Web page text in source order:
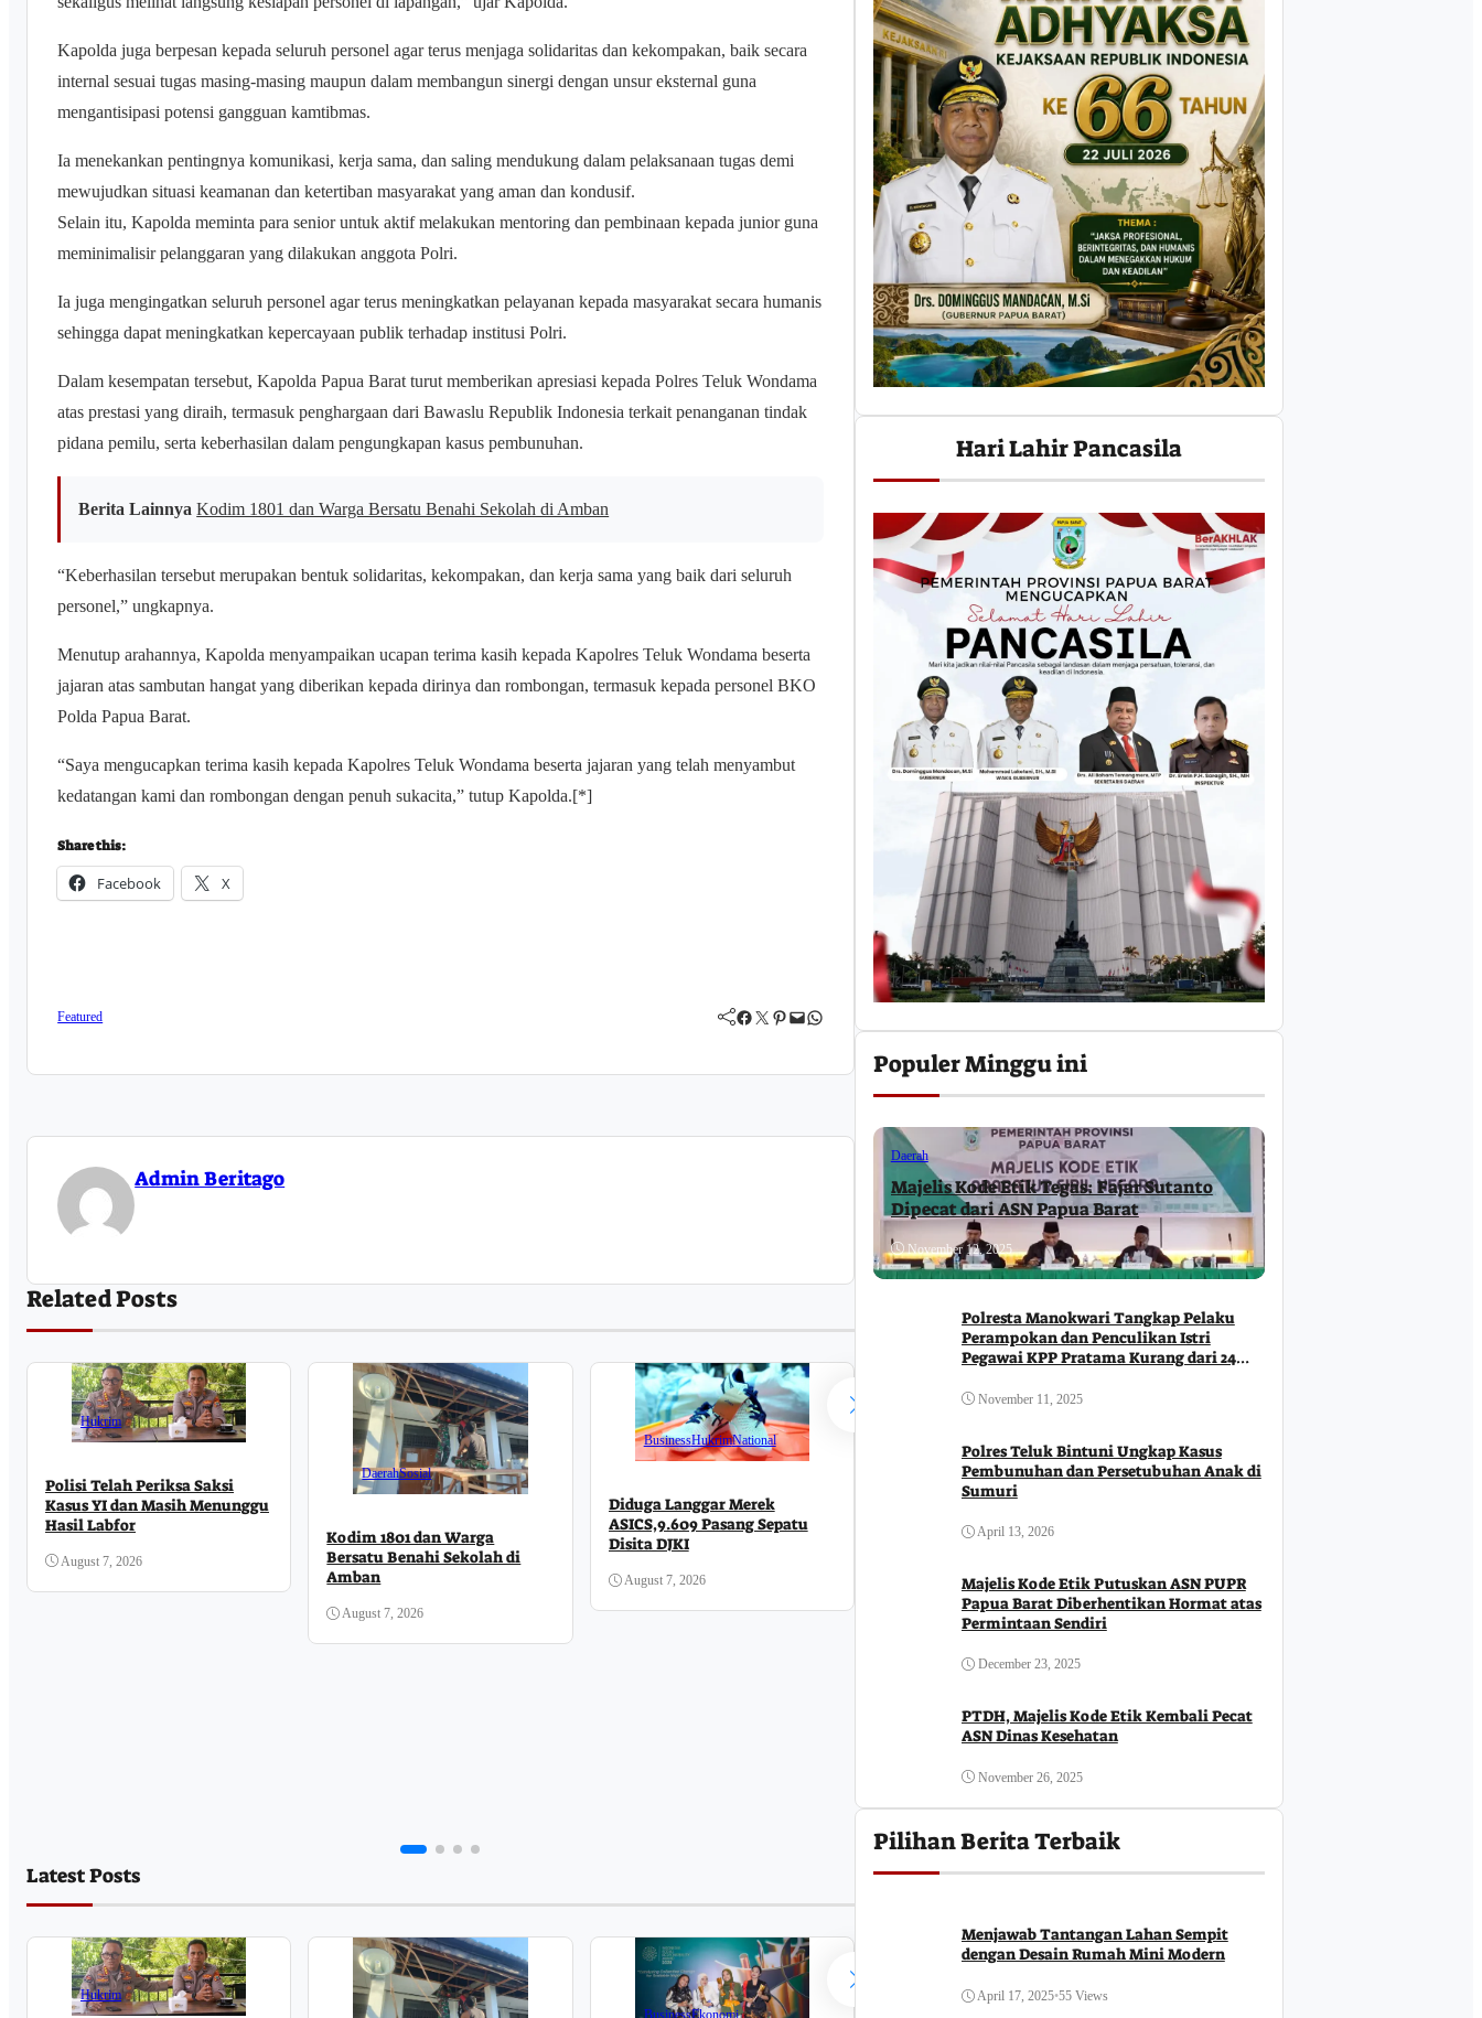
Kapolda juga berpesan kepada seluruh personel agar terus menjaga solidaritas dan kekompakan, baik secara
internal sesuai tugas masing-masing maupun dalam membangun sinergi dengan unsur eksternal guna
mengantisipasi potensi gangguan kamtibmas.
Ia menekankan pentingnya komunikasi, kerja sama, dan saling mendukung dalam pelaksanaan tugas demi
mewujudkan situasi keamanan dan ketertiban masyarakat yang aman dan kondusif.
Selain itu, Kapolda meminta para senior untuk aktif melakukan mentoring dan pembinaan kepada junior guna
meminimalisir pelanggaran yang dilakukan anggota Polri.
Ia juga mengingatkan seluruh personel agar terus meningkatkan pelayanan kepada masyarakat secara humanis
sehingga dapat meningkatkan kepercayaan publik terhadap institusi Polri.
Dalam kesempatan tersebut, Kapolda Papua Barat turut memberikan apresiasi kepada Polres Teluk Wondama
atas prestasi yang diraih, termasuk penghargaan dari Bawaslu Republik Indonesia terkait penanganan tindak
pidana pemilu, serta keberhasilan dalam pengungkapan kasus pembunuhan.
Berita Lainnya Kodim 1801 dan Warga Bersatu Benahi Sekolah di Amban
“Keberhasilan tersebut merupakan bentuk solidaritas, kekompakan, dan kerja sama yang baik dari seluruh
personel,” ungkapnya.
Menutup arahannya, Kapolda menyampaikan ucapan terima kasih kepada Kapolres Teluk Wondama beserta
jajaran atas sambutan hangat yang diberikan kepada dirinya dan rombongan, termasuk kepada personel BKO
Polda Papua Barat.
“Saya mengucapkan terima kasih kepada Kapolres Teluk Wondama beserta jajaran yang telah menyambut
kedatangan kami dan rombongan dengan penuh sukacita,” tutup Kapolda.[*]
Share this:
Facebook X
Featured Facebook Twitter Pinterest Mail WhatsApp
Admin Beritago
Related Posts
Hukrim
Polisi Telah Periksa Saksi
Kasus YI dan Masih Menunggu
Hasil Labfor
August 7, 2026
DaerahSosial
Kodim 1801 dan Warga
Bersatu Benahi Sekolah di
Amban
August 7, 2026
BusinessHukrimNational
Diduga Langgar Merek
ASICS,9.609 Pasang Sepatu
Disita DJKI
August 7, 2026
Ombudsman Mulai Penilaian
Maladministrasi, Papua Barat
Latest Posts
Hukrim
BusinessEkonomi
Hari Lahir Pancasila
Populer Minggu ini
Daerah
Majelis Kode Etik Tegas: Fajar Sutanto
Dipecat dari ASN Papua Barat
November 12, 2025
Polresta Manokwari Tangkap Pelaku
Perampokan dan Penculikan Istri
Pegawai KPP Pratama Kurang dari 24
November 11, 2025
Polres Teluk Bintuni Ungkap Kasus
Pembunuhan dan Persetubuhan Anak di
Sumuri
April 13, 2026
Majelis Kode Etik Putuskan ASN PUPR
Papua Barat Diberhentikan Hormat atas
Permintaan Sendiri
December 23, 2025
PTDH, Majelis Kode Etik Kembali Pecat
ASN Dinas Kesehatan
November 26, 2025
Pilihan Berita Terbaik
Menjawab Tantangan Lahan Sempit
dengan Desain Rumah Mini Modern
April 17, 2025•55 Views